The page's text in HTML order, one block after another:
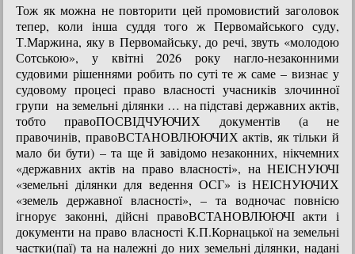
Тож як можна не повторити цей промовистий заголовок
тепер, коли інша суддя того ж Первомайського суду,
Т.Маржина, яку в Первомайську, до речі, звуть «молодою
Сотською», у квітні 2026 року нагло-незаконними
судовими рішеннями робить по суті те ж саме – визнає у
судовому процесі право власності учасників злочинної
групи на земельні ділянки … на підставі державних актів,
тобто правоПОСВІДЧУЮЧИХ документів (а не
правочинів, правоВСТАНОВЛЮЮЧИХ актів, як тільки й
мало би бути) – та ще й завідомо незаконних, нікчемних
«державних актів на право власності», на НЕІСНУЮЧІ
«земельні ділянки для ведення ОСГ» із НЕІСНУЮЧИХ
«земель державної власності», – та водночас повнісю
ігнорує законні, дійсні правоВСТАНОВЛЮЮЧІ акти і
документи на право власності К.П.Корнацької на земельні
частки(паї) та на належні до них земельні ділянки, надані